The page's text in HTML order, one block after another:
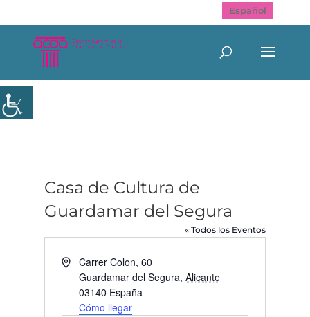
Español
Casa de Cultura de
Guardamar del Segura
« Todos los Eventos
Dirección
Carrer Colon, 60
Guardamar del Segura, Alicante
03140 España
Cómo llegar